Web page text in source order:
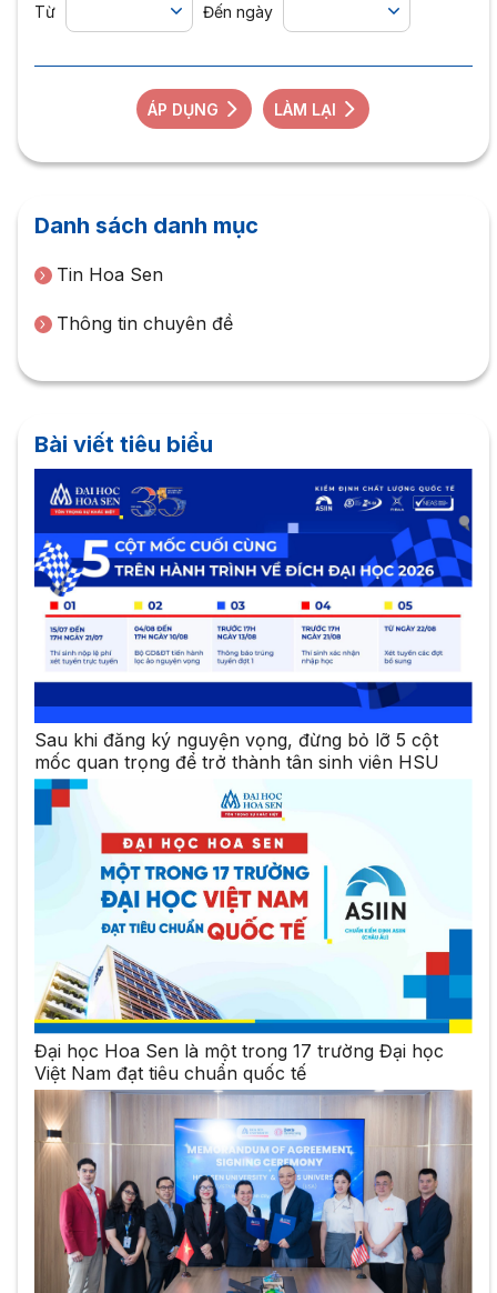
Từ Đến ngày
ÁP DỤNG LÀM LẠI
Danh sách danh mục
Tin Hoa Sen
Thông tin chuyên đề
Bài viết tiêu biểu
Sau khi đăng ký nguyện vọng, đừng bỏ lỡ 5 cột
mốc quan trọng để trở thành tân sinh viên HSU
Đại học Hoa Sen là một trong 17 trường Đại học
Việt Nam đạt tiêu chuẩn quốc tế